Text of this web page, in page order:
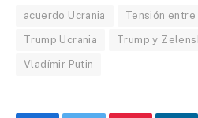
acuerdo Ucrania Tensión
Trump Ucrania Trump y
Vladímir Putin